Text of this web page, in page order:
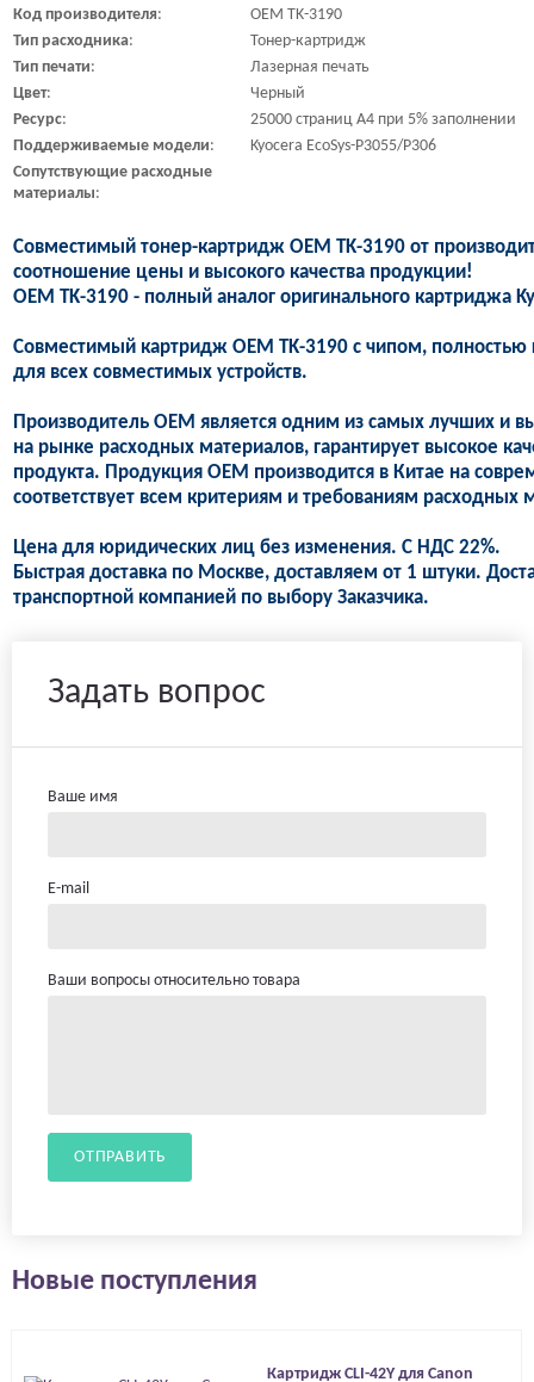
Код производителя:
OEM TK-3190
Тип расходника:
Тонер-картридж
Тип печати:
Лазерная печать
Цвет:
Черный
Ресурс:
25000 страниц A4 при 5% заполнении
Поддерживаемые модели:
Kyocera EcoSys-P3055/P306
Сопутствующие расходные
материалы:
Совместимый тонер-картридж OEM TK-3190 от
соотношение цены и высокого качества продукции!
OEM TK-3190 - полный аналог оригинального картриджа
Совместимый картридж OEM TK-3190 с чипом, полностью
для всех совместимых устройств.
Производитель OEM является одним из самых лучших и
на рынке расходных материалов, гарантирует высокое
продукта. Продукция OEM производится в Китае на
соответствует всем критериям и требованиям расходных
Цена для юридических лиц без изменения. С НДС 22%.
Быстрая доставка по Москве, доставляем от 1 штуки.
транспортной компанией по выбору Заказчика.
Задать вопрос
Ваше имя
E-mail
Ваши вопросы относительно товара
ОТПРАВИТЬ
Новые поступления
Картридж CLI-42Y для Canon